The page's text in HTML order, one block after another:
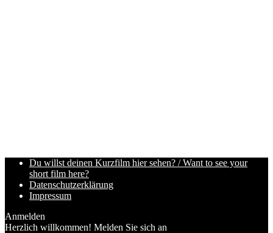
Du willst deinen Kurzfilm hier sehen? / Want to see your
short film here?
Datenschutzerklärung
Impressum
Anmelden
Herzlich willkommen! Melden Sie sich an